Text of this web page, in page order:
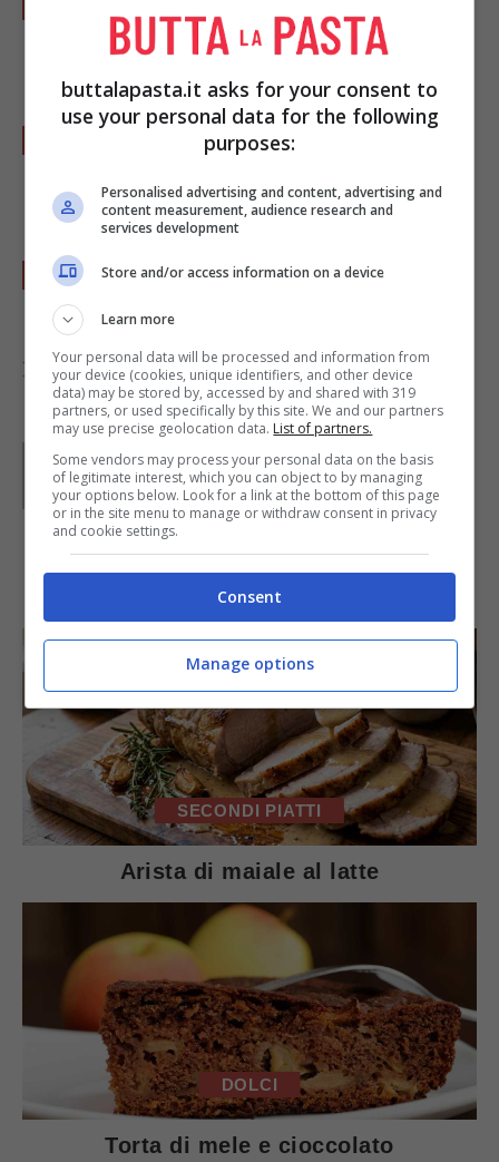
quindi regolate di sale e pepe e versate la
Intanto lessate ifusilliin abbondante acqua
condimento di zucchine e scalogno.
Mettete nei piatti e profumate con le foglie
di menta o il prezzemolo tritato.
Foto diiris
Parole di
Paoletta è stata collaboratrice di Buttalapasta dal 2008
al 2011, spaziando tra tutte le tipologie di ricette, dai
primi ai contorni, dai secondi ai dolci.
IN PRIMO PIANO
SECONDI PIATTI
Arista di maiale al latte
DOLCI
Torta di mele e cioccolato
buttalapasta.it asks for your consent to
use your personal data for the following
purposes:
Personalised advertising and content, advertising and
content measurement, audience research and
services development
Store and/or access information on a device
Learn more
Your personal data will be processed and information from
your device (cookies, unique identifiers, and other device
data) may be stored by, accessed by and shared with 319
partners, or used specifically by this site. We and our partners
may use precise geolocation data. List of partners.
Some vendors may process your personal data on the basis
of legitimate interest, which you can object to by managing
your options below. Look for a link at the bottom of this page
or in the site menu to manage or withdraw consent in privacy
and cookie settings.
Consent
Manage options